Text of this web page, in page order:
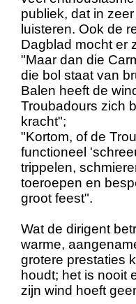
publiek, dat in
luisteren. Ook de
Dagblad mocht er
"Maar dan die
die bol staat van
Balen heeft de
Troubadours zich
kracht";
"Kortom, of de
functioneel
trippelen,
toeroepen en
groot feest".
Wat de dirigent
warme,
grotere prestaties
houdt; het is nooit
zijn wind hoeft